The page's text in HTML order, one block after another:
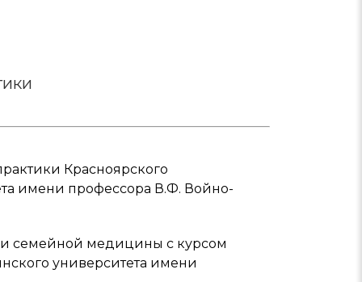
Красноярского
имени профессора В.Ф. Войно-
семейной медицины с курсом
университета имени